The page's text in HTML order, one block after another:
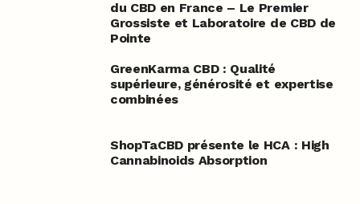
du CBD en France – Le Premier
Grossiste et Laboratoire de CBD de
Pointe
GreenKarma CBD : Qualité
supérieure, générosité et expertise
combinées
ShopTaCBD présente le HCA : High
Cannabinoids Absorption